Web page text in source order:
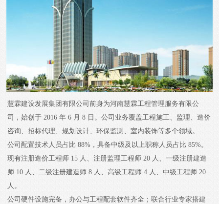
慧霖建设发展集团有限公司前身为河南慧霖工程管理服务有限公
司，始创于 2016 年 6 月 8 日。公司业务覆盖工程施工、监理、造价
咨询、招标代理、规划设计、环保监测、室内装饰等多个领域。
公司配置技术人员占比 88%，具备中级及以上职称人员占比 85%。
现有注册造价工程师 15 人、注册监理工程师 20 人、一级注册建造
师 10 人、二级注册建造师 8 人、高级工程师 4 人、中级工程师 20
人。
公司硬件设施完备，办公与工程配套软件齐全；联合行业专家搭建